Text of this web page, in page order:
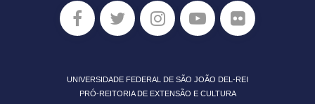
UNIVERSIDADE FEDERAL DE SÃO JOÃO DEL-REI
PRÓ-REITORIA DE EXTENSÃO E CULTURA